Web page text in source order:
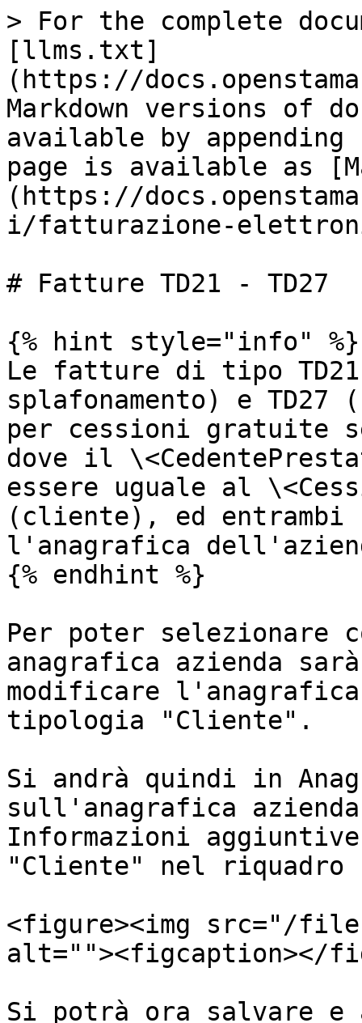
> For the complete
[llms.txt]
(https://
Markdown versions of
available by
page is available as
(https://
i/fatturazione-
# Fatture TD21 - TD27
{% hint style="info" %}
Le fatture di tipo
splafonamento) e TD27
per cessioni gratuite
dove il
essere uguale al
(cliente), ed entrambi
l'anagrafica
{% endhint %}
Per poter selezionare
anagrafica azienda
modificare l'anagrafica
tipologia "Cliente".
Si andrà quindi in
sull'anagrafica
Informazioni
"Cliente" nel
<figure><img src="/files/
alt=""><figcaption></
Si potrà ora salvare e